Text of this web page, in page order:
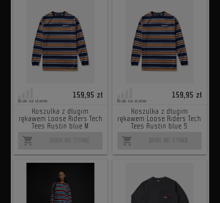
Brak na stanie
159,95 zł
Koszulka z długim
rękawem Loose Riders Tech
Tees Austin blue M
shopping_cart BRAK NA STANIE
Brak na stanie
159,95 zł
Koszulka z długim
rękawem Loose Riders Tech
Tees Austin blue S
shopping_cart BRAK NA STANIE